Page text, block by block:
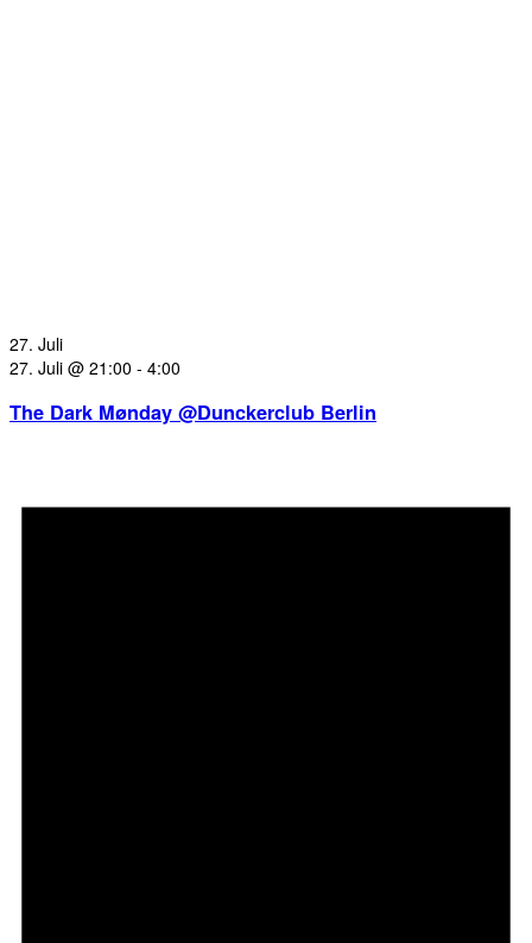
27. Juli
27. Juli @ 21:00 - 4:00
The Dark Mønday @Dunckerclub Berlin